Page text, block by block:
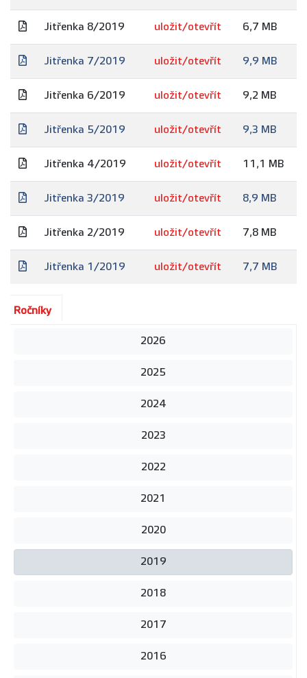
Jitřenka 8/2019 uložit/otevřít 6,7 MB
Jitřenka 7/2019 uložit/otevřít 9,9 MB
Jitřenka 6/2019 uložit/otevřít 9,2 MB
Jitřenka 5/2019 uložit/otevřít 9,3 MB
Jitřenka 4/2019 uložit/otevřít 11,1 MB
Jitřenka 3/2019 uložit/otevřít 8,9 MB
Jitřenka 2/2019 uložit/otevřít 7,8 MB
Jitřenka 1/2019 uložit/otevřít 7,7 MB
Ročníky
2026
2025
2024
2023
2022
2021
2020
2019
2018
2017
2016